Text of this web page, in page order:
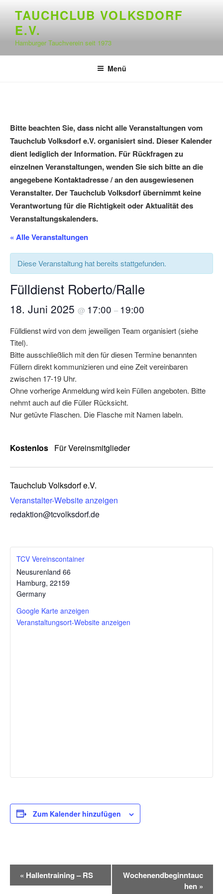
springen
TAUCHCLUB VOLKSDORF
E.V.
Hamburger Tauchverein seit 1973
Menü
Bitte beachten Sie, dass nicht alle Veranstaltungen vom
Tauchclub Volksdorf e.V. organisiert sind. Dieser Kalender
dient lediglich der Information. Für Rückfragen zu
einzelnen Veranstaltungen, wenden Sie sich bitte an die
angegebene Kontaktadresse / an den ausgewiesenen
Veranstalter. Der Tauchclub Volksdorf übernimmt keine
Verantwortung für die Richtigkeit oder Aktualität des
Veranstaltungskalenders.
« Alle Veranstaltungen
Diese Veranstaltung hat bereits stattgefunden.
Fülldienst Roberto/Ralle
18. Juni 2025 @ 17:00 – 19:00
Fülldienst wird von dem jeweiligen Team organisiert (siehe
Titel).
Bitte ausschließlich mit den für diesen Termine benannten
Füllern direkt kommunizieren und eine Zeit vereinbaren
zwischen 17-19 Uhr.
Ohne vorherige Anmeldung wird kein Füllen angeboten. Bitte
nehmt auch auf die Füller Rücksicht.
Nur getüvte Flaschen. Die Flasche mit Namen labeln.
Kostenlos Für Vereinsmitglieder
Tauchclub Volksdorf e.V.
Veranstalter-Website anzeigen
redaktion@tcvolksdorf.de
TCV Vereinscontainer
Neusurenland 66
Hamburg, 22159
Germany
Google Karte anzeigen
Veranstaltungsort-Website anzeigen
Zum Kalender hinzufügen
e
« Hallentraining – RS
Wochenendbeginntauc
hen »